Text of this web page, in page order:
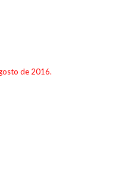
de 2016.